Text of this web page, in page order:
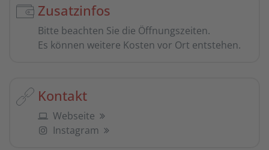
Zusatzinfos
Bitte beachten Sie die Öffnungszeiten.
Es können weitere Kosten vor Ort entstehen.
Kontakt
Webseite
Instagram